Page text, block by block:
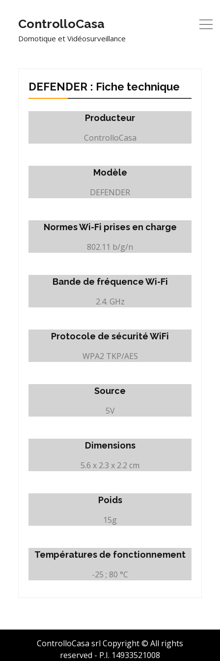
ControlloCasa
Domotique et Vidéosurveillance
DEFENDER : Fiche technique
Producteur
ControlloCasa
Modèle
DEFENDER
Normes Wi-Fi prises en charge
802.11 b/g/n
Bande de fréquence Wi-Fi
2.4. GHz
Protocole de sécurité WiFi
WPA2 TKP/AES
Source
5V
Dimensions
5.6 x 2.3 x 2.2 cm
Poids
15g
Températures de fonctionnement
-25 ; 80 °C
ControlloCasa srl Copyright © All rights
reserved - P.I. 14933521008